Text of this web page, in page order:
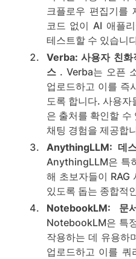
크플로우 편집기를
코드 없이 AI 애플
테스트할 수 있습니
Verba: 사용자 친화
스. Verba는 오픈
업로드하고 이를 즉
도록 합니다. 사용자
은 출처를 확인할 수
채팅 경험을 제공합
AnythingLLM: 데
AnythingLLM은 특
해 초보자들이 RAG
있도록 돕는 종합적
NotebookLM: 문
NotebookLM은 특
작용하는 데 유용하
업로드하고 이를 쿼